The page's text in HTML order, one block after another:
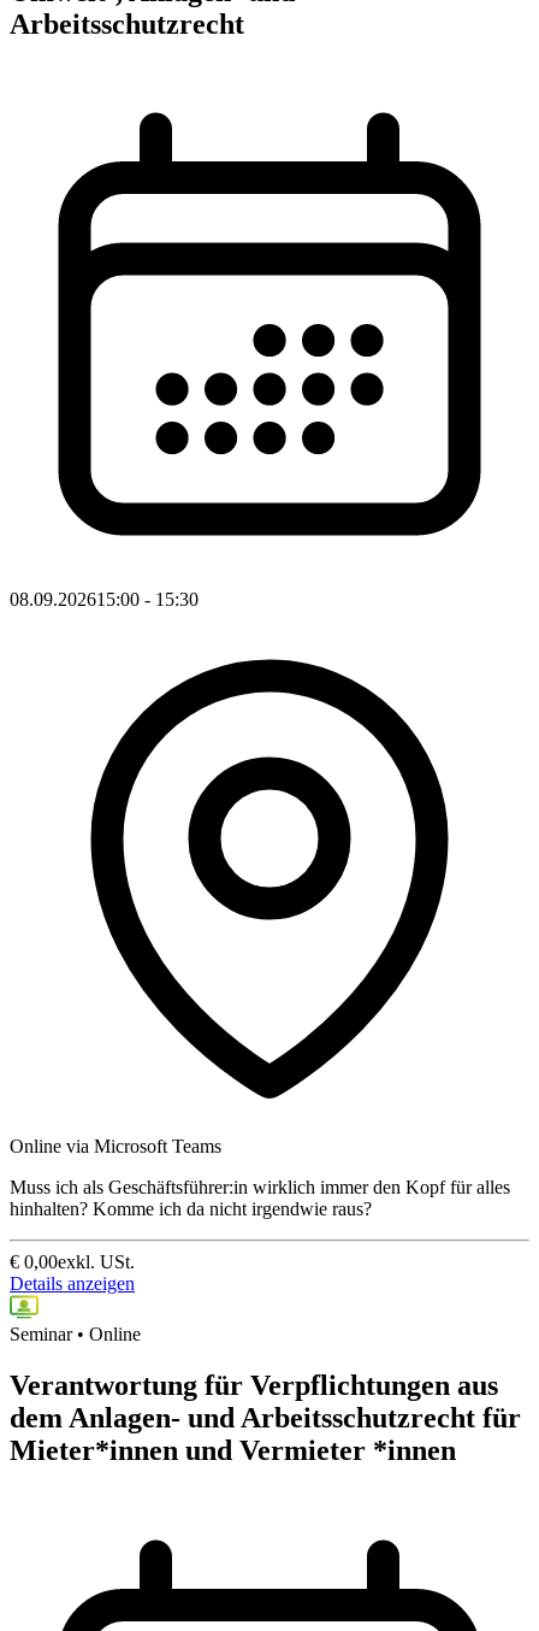
Arbeitsschutzrecht
08.09.202615:00 - 15:30
Online via Microsoft Teams
Muss ich als Geschäftsführer:in wirklich immer den Kopf für alles
hinhalten? Komme ich da nicht irgendwie raus?
€ 0,00exkl. USt.
Details anzeigen
Seminar • Online
Verantwortung für Verpflichtungen aus
dem Anlagen- und Arbeitsschutzrecht für
Mieter*innen und Vermieter *innen